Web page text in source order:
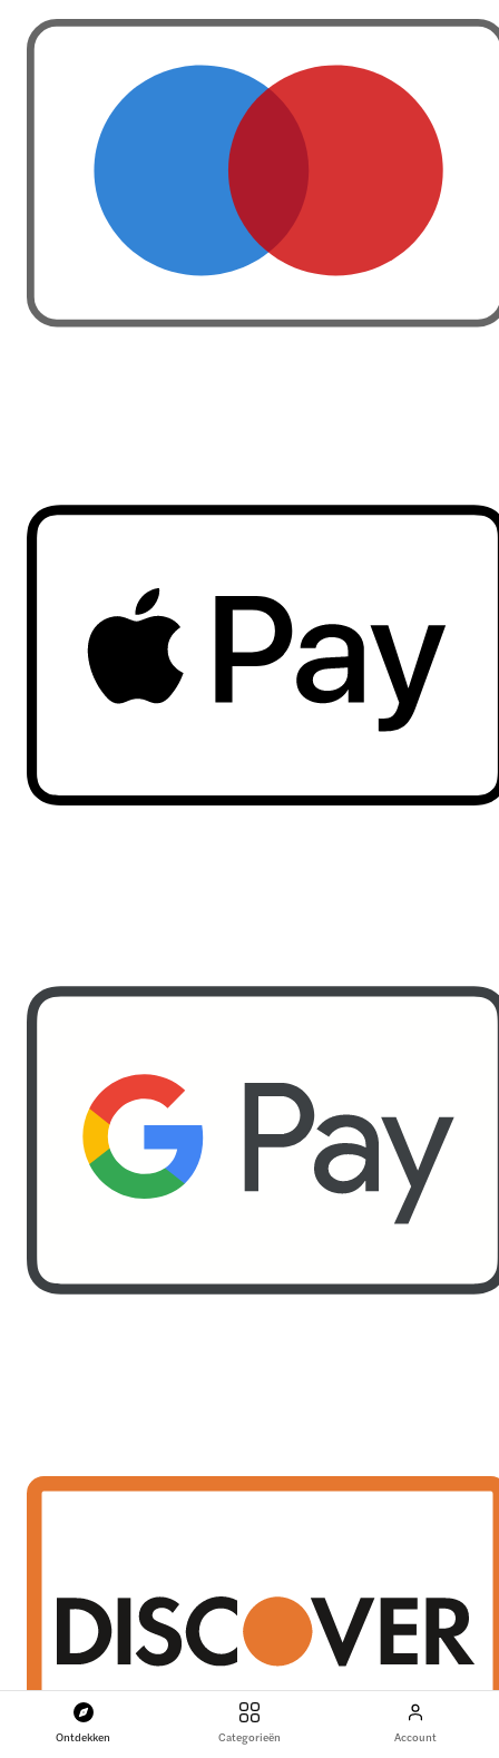
Ontdekken Categorieën Account